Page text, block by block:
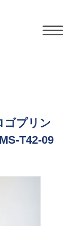
ゴプリン
T42-09